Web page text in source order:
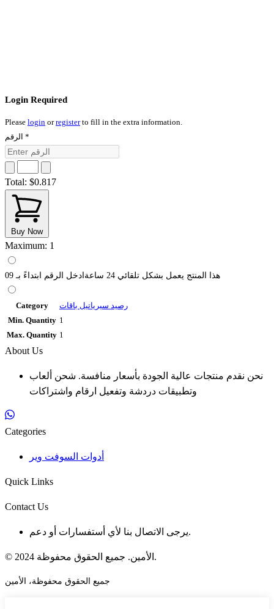
Login Required
Please login orregisterto fill in the extra information.
*
Total: $0.817
Buy Now
Maximum: 1
هذا المنتج يعمل بشكل تلقائي 24 ساعةادخل الرقم ابتداءً بـ 09
Category
رصيد سيرياتيل باقات
Min. Quantity 1
Max. Quantity 1
About Us
نحن نقدم منتجات عالية الجودة بأسعار منافسة. شحن ألعاب
وتطبيقات دردشة وتفعيل ارقام واشتراكات
Categories
أدوات السوفت وير
Quick Links
Contact Us
يرجى الاتصال بنا لأي أستفسارات أو دعم.
© 2024 الأمين. جميع الحقوق محفوظة.
جميع الحقوق محفوظة، الأمين